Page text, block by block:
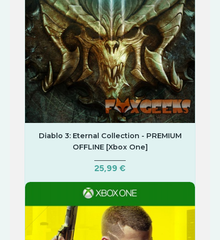
Diablo 3: Eternal Collection - PREMIUM
OFFLINE [Xbox One]
25,99 €
COMPRAR